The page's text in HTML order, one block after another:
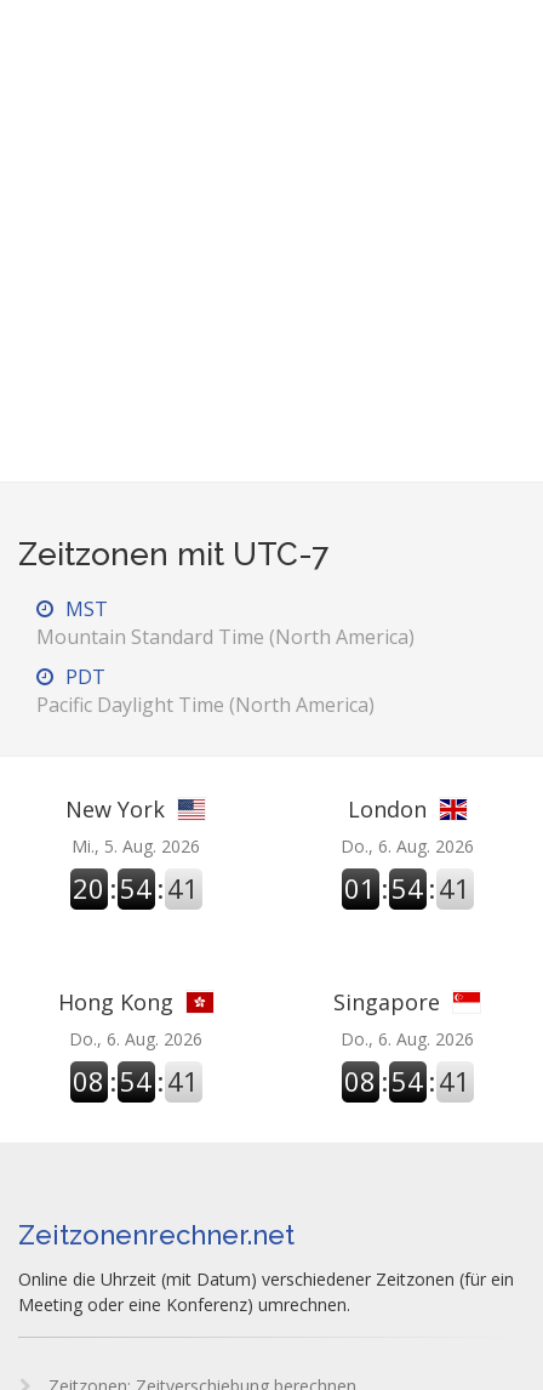
Zeitzonen mit UTC-7
MST
Mountain Standard Time (North America)
PDT
Pacific Daylight Time (North America)
New York
Mi., 5. Aug. 2026
20 :54 :41
London
Do., 6. Aug. 2026
01 :54 :41
Hong Kong
Do., 6. Aug. 2026
08 :54 :41
Singapore
Do., 6. Aug. 2026
08 :54 :41
Zeitzonenrechner.net
Online die Uhrzeit (mit Datum) verschiedener Zeitzonen (für ein
Meeting oder eine Konferenz) umrechnen.